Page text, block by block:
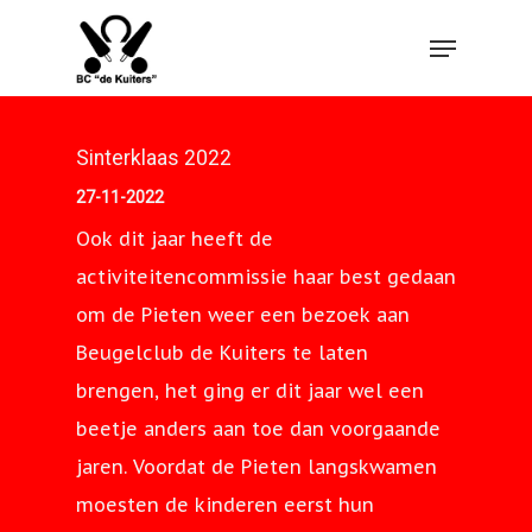
Hit enter to search or ESC to close
Sinterklaas 2022
27-11-2022
Ook dit jaar heeft de
activiteitencommissie haar best gedaan
om de Pieten weer een bezoek aan
Beugelclub de Kuiters te laten
brengen, het ging er dit jaar wel een
beetje anders aan toe dan voorgaande
jaren. Voordat de Pieten langskwamen
moesten de kinderen eerst hun